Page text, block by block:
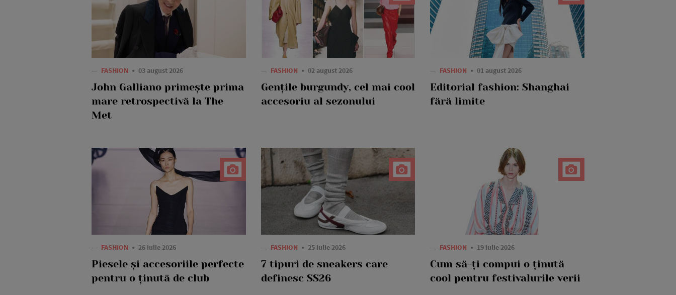
— FASHION 03 august 2026
John Galliano primește prima
mare retrospectivă la The
Met
— FASHION 02 august 2026
Gențile burgundy, cel mai cool
accesoriu al sezonului
— FASHION 01 august 2026
Editorial fashion: Shanghai
fără limite
— FASHION 26 iulie 2026
Piesele și accesoriile perfecte
pentru o ținută de club
— FASHION 25 iulie 2026
7 tipuri de sneakers care
definesc SS26
— FASHION 19 iulie 2026
Cum să-ți compui o ținută
cool pentru festivalurile verii